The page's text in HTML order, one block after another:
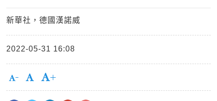
新華社，德國漢諾威
2022-05-31 16:08